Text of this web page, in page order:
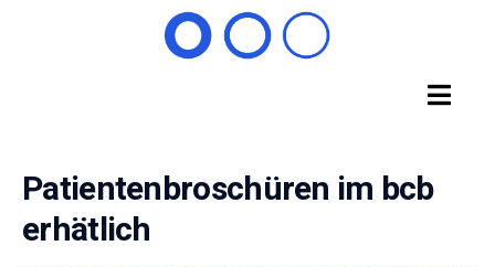
Patientenbroschüren im bcb
erhätlich